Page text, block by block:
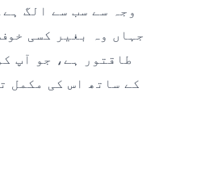
وجہ سے سب سے الگ
جہاں وہ بغیر کسی
طاقتور ہے، جو آپ
کے ساتھ اس کی مکمل